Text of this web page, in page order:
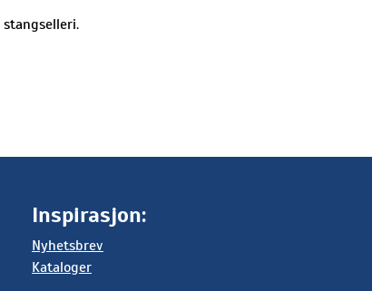
Inspirasjon:
Nyhetsbrev
Kataloger